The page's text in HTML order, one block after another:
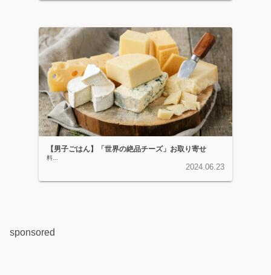
【男子ごはん】「世界の絶品チーズ」お取り寄せ
料...
2024.06.23
sponsored